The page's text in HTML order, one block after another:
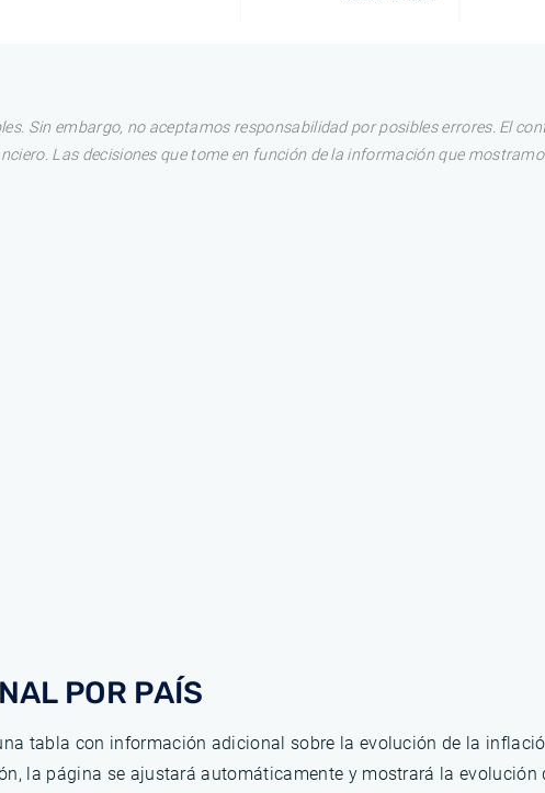
Sin embargo, no aceptamos responsabilidad por posibles errores. El
Las decisiones que tome en función de la información que
POR PAÍS
tabla con información adicional sobre la evolución de la
la página se ajustará automáticamente y mostrará la